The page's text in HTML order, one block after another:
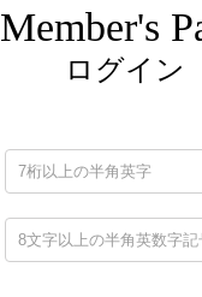
Member's
ログイン